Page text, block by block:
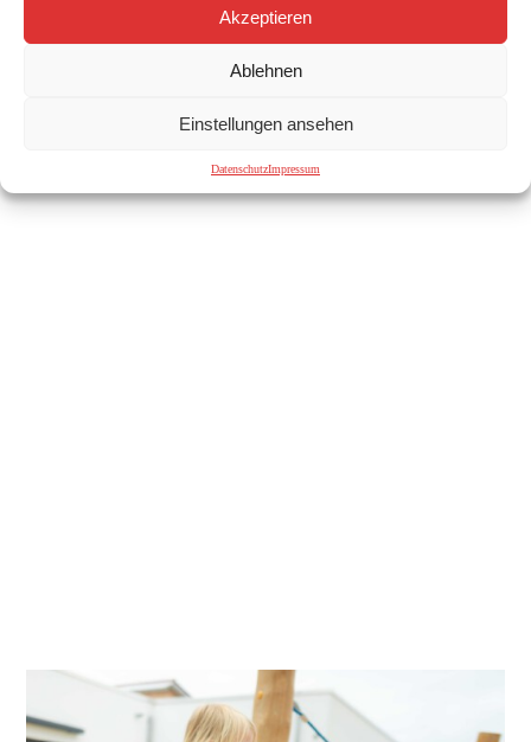
Akzeptieren
Ablehnen
Einstellungen ansehen
DatenschutzImpressum